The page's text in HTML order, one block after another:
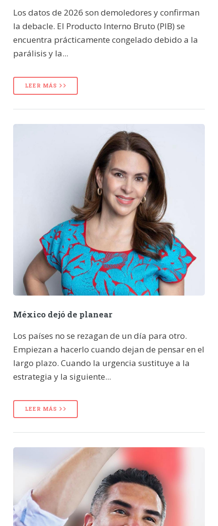
Los datos de 2026 son demoledores y confirman
la debacle. El Producto Interno Bruto (PIB) se
encuentra prácticamente congelado debido a la
parálisis y la...
LEER MÁS
México dejó de planear
Los países no se rezagan de un día para otro.
Empiezan a hacerlo cuando dejan de pensar en el
largo plazo. Cuando la urgencia sustituye a la
estrategia y la siguiente...
LEER MÁS